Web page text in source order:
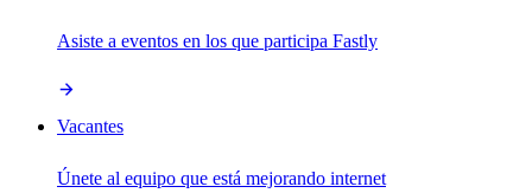
Asiste a eventos en los que participa Fastly
Vacantes
Únete al equipo que está mejorando internet